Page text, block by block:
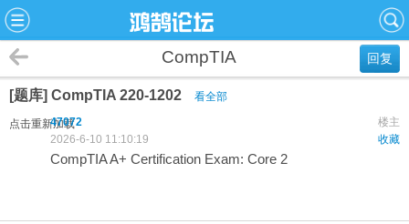
回复
CompTIA
[题库] CompTIA 220-1202 看全部
点击重新加载 楼主
47072
收藏
2026-6-10 11:10:19
CompTIA A+ Certification Exam: Core 2